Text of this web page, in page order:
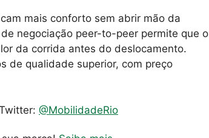
mais conforto sem abrir mão da
negociação peer-to-peer permite que o
da corrida antes do deslocamento.
de qualidade superior, com preço
@MobilidadeRio